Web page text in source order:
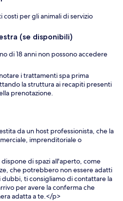
costi per gli animali di servizio
(se disponibili)
di 18 anni non possono accedere
i trattamenti spa prima
la struttura ai recapiti presenti
prenotazione.
da un host professionista, che la
imprenditoriale o
di spazi all'aperto, come
che potrebbero non essere adatti
dubbi, ti consigliamo di contattare la
per avere la conferma che
adatta a te.</p>